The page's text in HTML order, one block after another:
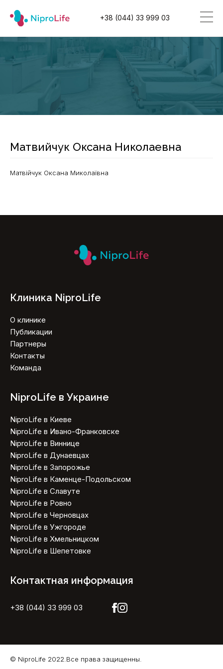
+38 (044) 33 999 03
Матвийчук Оксана Николаевна
Матвійчук Оксана Миколаївна
Клиника NiproLife
О клинике
Публикации
Партнеры
Контакты
Команда
NiproLife в Украине
NiproLife в Киеве
NiproLife в Ивано-Франковске
NiproLife в Виннице
NiproLife в Дунаевцах
NiproLife в Запорожье
NiproLife в Каменце-Подольском
NiproLife в Славуте
NiproLife в Ровно
NiproLife в Черновцах
NiproLife в Ужгороде
NiproLife в Хмельницком
NiproLife в Шепетовке
Контактная информация
+38 (044) 33 999 03
© NiproLife 2022.Все права защищенны.